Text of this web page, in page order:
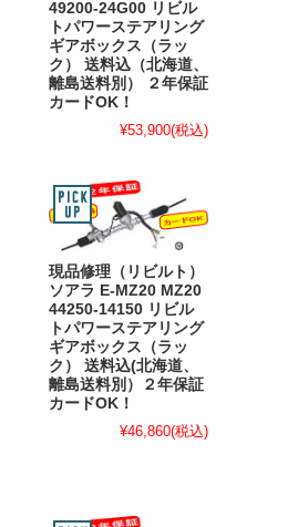
49200-24G00 リビル
トパワーステアリング
ギアボックス（ラッ
ク） 送料込（北海道、
離島送料別） ２年保証
カードOK！
¥53,900(税込)
現品修理（リビルト）
ソアラ E-MZ20 MZ20
44250-14150 リビル
トパワーステアリング
ギアボックス（ラッ
ク） 送料込(北海道、
離島送料別）２年保証
カードOK！
¥46,860(税込)